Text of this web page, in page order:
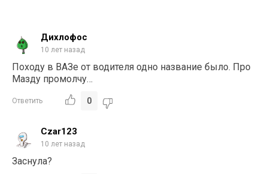
Дихлофос
10 лет назад
Походу в ВАЗе от водителя одно название было. Про
Мазду промолчу…
Ответить 0
Czar123
10 лет назад
Заснула?